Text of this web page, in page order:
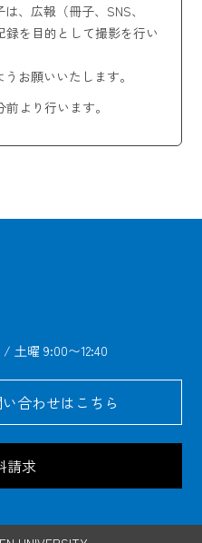
、広報（冊子、SNS、
録を目的として撮影を行い
お願いいたします。
より行います。
⼟曜 9:00〜12:40
合わせはこちら
請求